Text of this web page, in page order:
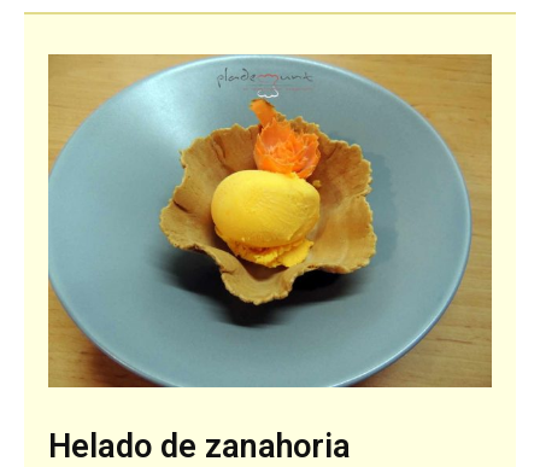
Helado de zanahoria